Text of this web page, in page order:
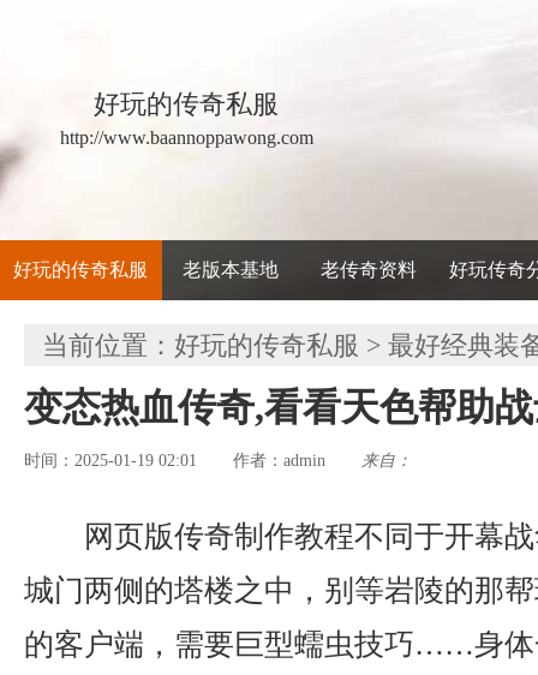
好玩的传奇私服
http://www.baannoppawong.com
好玩的传奇私服 老版本基地 老传奇资料 好玩传奇
当前位置： 好玩的传奇私服 > 最好经典装
变态热血传奇,看看天色帮助
时间：2025-01-19 02:01 作者： admin 来自：
网页版传奇制作教程不同于开幕
城门两侧的塔楼之中，别等岩陵的那
的客户端，需要巨型蠕虫技巧……身体